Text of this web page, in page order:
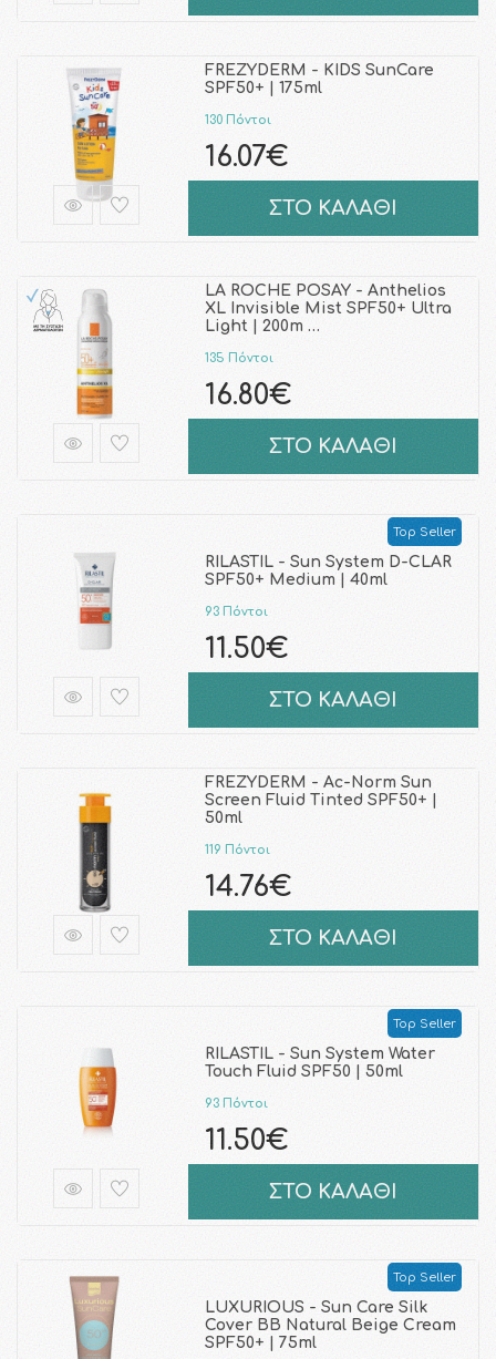
FREZYDERM - KIDS SunCare
SPF50+ | 175ml
130 Πόντοι
16.07€
ΣΤΟ ΚΑΛΑΘΙ
LA ROCHE POSAY - Anthelios
XL Invisible Mist SPF50+ Ultra
Light | 200m …
135 Πόντοι
16.80€
ΣΤΟ ΚΑΛΑΘΙ
Top Seller
RILASTIL - Sun System D-CLAR
SPF50+ Medium | 40ml
93 Πόντοι
11.50€
ΣΤΟ ΚΑΛΑΘΙ
FREZYDERM - Ac-Norm Sun
Screen Fluid Tinted SPF50+ |
50ml
119 Πόντοι
14.76€
ΣΤΟ ΚΑΛΑΘΙ
Top Seller
RILASTIL - Sun System Water
Touch Fluid SPF50 | 50ml
93 Πόντοι
11.50€
ΣΤΟ ΚΑΛΑΘΙ
Top Seller
LUXURIOUS - Sun Care Silk
Cover BB Natural Beige Cream
SPF50+ | 75ml